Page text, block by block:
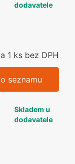
dodavatele
1 ks bez DPH
seznamu
Skladem u
dodavatele